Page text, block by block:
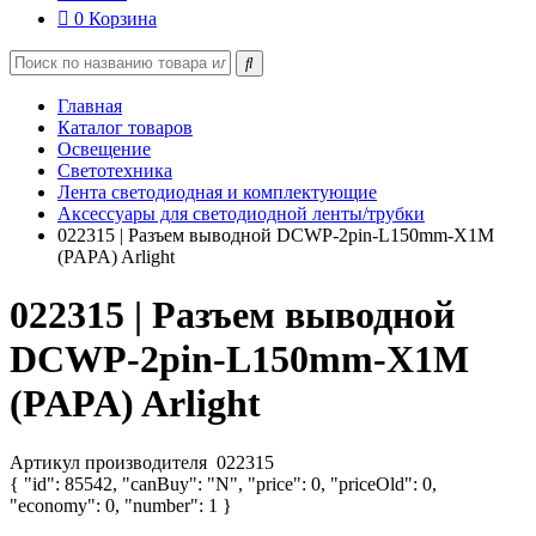
0 Корзина
Главная
Каталог товаров
Освещение
Светотехника
Лента светодиодная и комплектующие
Аксессуары для светодиодной ленты/трубки
022315 | Разъем выводной DCWP-2pin-L150mm-X1M
(PAPA) Arlight
022315 | Разъем выводной
DCWP-2pin-L150mm-X1M
(PAPA) Arlight
Артикул производителя 022315
{ "id": 85542, "canBuy": "N", "price": 0, "priceOld": 0,
"economy": 0, "number": 1 }